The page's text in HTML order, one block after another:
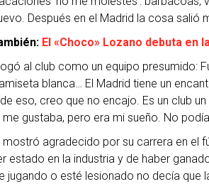
Después en el Madrid la cosa salió
El «Choco» Lozano debuta en
al club como un equipo presumido:
blanca… El Madrid tiene un
eso, creo que no encajo. Es un club
gustaba, pero era mi sueño. No
mostró agradecido por su carrera en el
estado en la industria y de haber
jugando o esté lesionado no decía